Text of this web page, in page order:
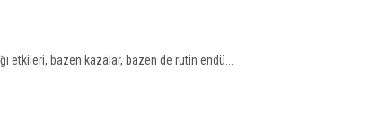
etkileri, bazen kazalar, bazen de rutin endü...